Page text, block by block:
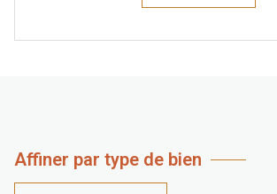
Affiner par type de bien